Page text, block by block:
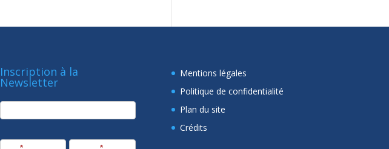
Inscription à la
Newsletter
newsletter
Mentions légales
Politique de confidentialité
Plan du site
Crédits